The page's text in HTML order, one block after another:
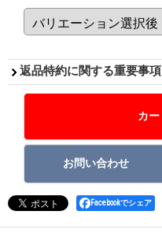
返品特約に関する重要事項
Facebookでシェア